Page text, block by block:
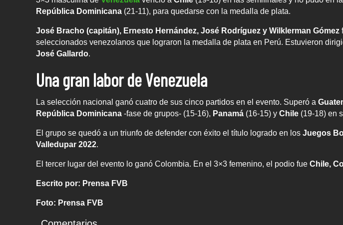
República Dominicana (21-11), para quedarse con la medalla de plata.
José Bracho (capitán), Ernesto Hernández, José Rodríguez y Wilklerman Gómez
seleccionados venezolanos que lograron la medalla de plata en Perú. Estuvieron
José Gallardo.
Una gran labor de Venezuela
La selección nacional ganó cuatro de sus cinco partidos en el evento. Superó a
República Dominicana -fase de grupos- (15-16), Panamá (16-15) y Chile (19-18) en
El grupo se quedó a un triunfo de defender con éxito el título logrado en los Juegos
Valledupar 2022.
El tercer lugar del evento lo ganó Colombia. En el 3×3 femenino, el podio fue Chile,
Escrito por: Prensa FVB
Foto: Prensa FVB